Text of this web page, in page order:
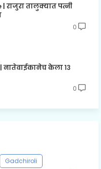
तालुक्यात पत्नी
0
नातेवाईकानेच केला १३
0
Gadchiroli